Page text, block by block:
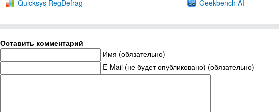
Quicksys RegDefrag
Geekbench AI
Оставить комментарий
Имя (обязательно)
E-Mail (не будет опубликовано) (обязательно)